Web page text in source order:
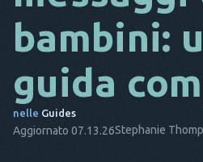
bambini:
guida
nelle Guides
Aggiornato 07.13.26Stephanie